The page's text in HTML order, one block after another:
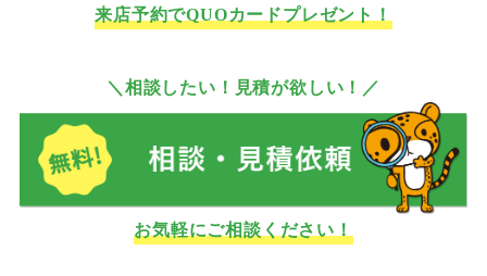
来店予約でQUOカードプレゼント！
＼相談したい！見積が欲しい！／
お気軽にご相談ください！